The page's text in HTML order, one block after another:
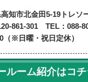
知市北金田5-19 トレソ
861-301 TEL：088-
（※日曜・祝日定休）
ルーム紹介はコチ